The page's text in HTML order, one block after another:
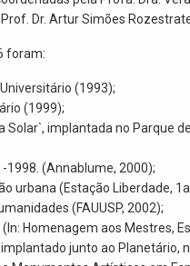
Dr. Artur Simões
foram:
(1993);
(1999);
implantada no Parque
1998. (Annablume, 2000);
urbana (Estação Liberdade,
(FAUUSP, 2002);
Homenagem aos Mestres,
junto ao Planetário,